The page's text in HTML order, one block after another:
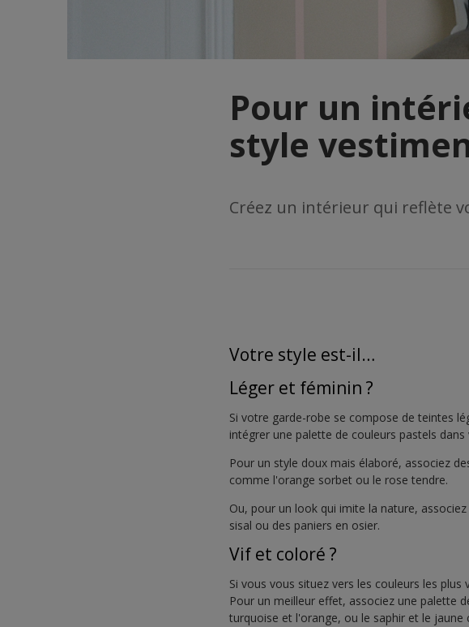
Pour un
style
Créez un intérieur qui reflète
Votre style est-il…
Léger et féminin ?
Si votre garde-robe se compose de teintes
intégrer une palette de couleurs pastels
Pour un style doux mais élaboré, associez
comme l'orange sorbet ou le rose tendre.
Ou, pour un look qui imite la nature,
sisal ou des paniers en osier.
Vif et coloré ?
Si vous vous situez vers les couleurs les
Pour un meilleur effet, associez une palette
turquoise et l'orange, ou le saphir et le jaune